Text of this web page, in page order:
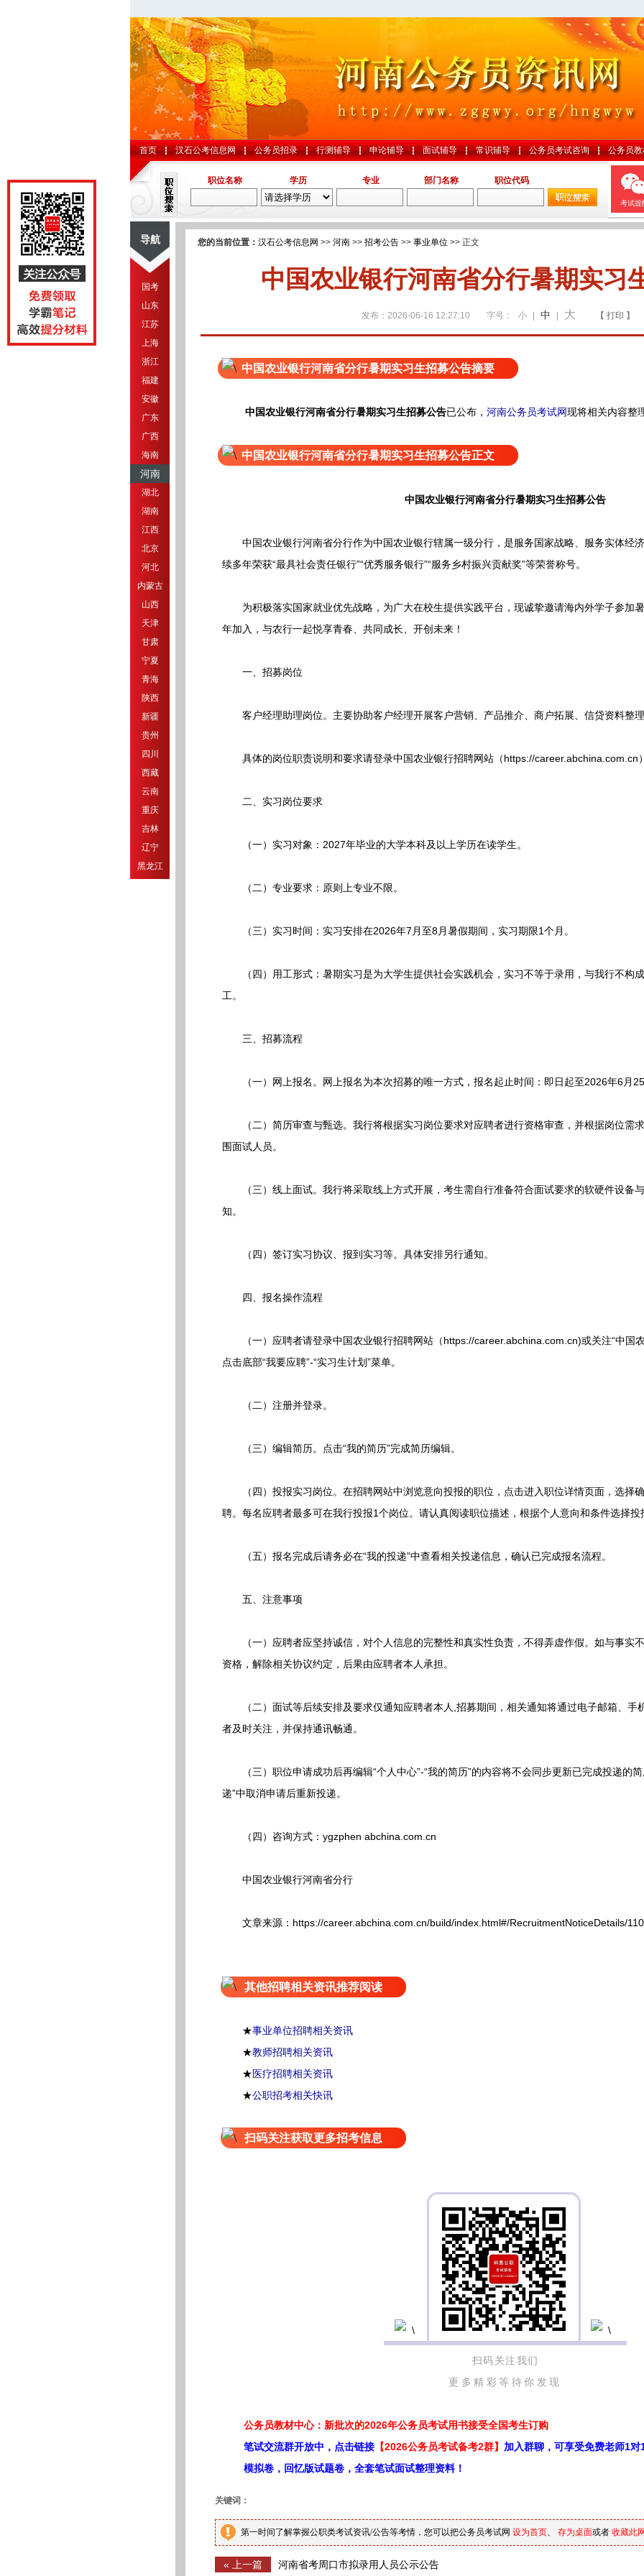
首页 汉石公考信息网 公务员招录 行测辅导 申论辅导 面试辅导 常识辅导 公务员考试咨询 公务员
职位名称 学历 专业 部门名称 职位代码
考试提
导航
国考
山东
江苏
上海
浙江
福建
安徽
广东
广西
海南
河南
湖北
湖南
江西
北京
河北
内蒙古
山西
天津
甘肃
宁夏
青海
陕西
新疆
贵州
四川
西藏
云南
重庆
吉林
辽宁
黑龙江
您的当前位置： 汉石公考信息网 >> 河南 >> 招考公告 >> 事业单位 >> 正文
中国农业银行河南省分行暑期实习
发布：2026-06-16 12:27:10 字号： 小 中 大 【 打印 】
中国农业银行河南省分行暑期实习生招募公告摘要
中国农业银行河南省分行暑期实习生招募公告已公布， 河南公务员考试网现将相关内容
中国农业银行河南省分行暑期实习生招募公告正文
中国农业银行河南省分行暑期实习生招募公告
中国农业银行河南省分行作为中国农业银行辖属一级分行，是服务国家战略、服务实体经济
续多年荣获“最具社会责任银行”“优秀服务银行”“服务乡村振兴贡献奖”等荣誉称号。
为积极落实国家就业优先战略，为广大在校生提供实践平台，现诚挚邀请海内外学子参加
年加入，与农行一起悦享青春、共同成长、开创未来！
一、招募岗位
客户经理助理岗位。主要协助客户经理开展客户营销、产品推介、商户拓展、信贷资料整理
具体的岗位职责说明和要求请登录中国农业银行招聘网站（https://career.abchina.com.cn
二、实习岗位要求
（一）实习对象：2027年毕业的大学本科及以上学历在读学生。
（二）专业要求：原则上专业不限。
（三）实习时间：实习安排在2026年7月至8月暑假期间，实习期限1个月。
（四）用工形式：暑期实习是为大学生提供社会实践机会，实习不等于录用，与我行不构
工。
三、招募流程
（一）网上报名。网上报名为本次招募的唯一方式，报名起止时间：即日起至2026年6月25
（二）简历审查与甄选。我行将根据实习岗位要求对应聘者进行资格审查，并根据岗位需
围面试人员。
（三）线上面试。我行将采取线上方式开展，考生需自行准备符合面试要求的软硬件设备
知。
（四）签订实习协议、报到实习等。具体安排另行通知。
四、报名操作流程
（一）应聘者请登录中国农业银行招聘网站（https://career.abchina.com.cn)或关注“中国农
点击底部“我要应聘”-“实习生计划”菜单。
（二）注册并登录。
（三）编辑简历。点击“我的简历”完成简历编辑。
（四）投报实习岗位。在招聘网站中浏览意向投报的职位，点击进入职位详情页面，选择
聘。每名应聘者最多可在我行投报1个岗位。请认真阅读职位描述，根据个人意向和条件选择投
（五）报名完成后请务必在“我的投递”中查看相关投递信息，确认已完成报名流程。
五、注意事项
（一）应聘者应坚持诚信，对个人信息的完整性和真实性负责，不得弄虚作假。如与事实
资格，解除相关协议约定，后果由应聘者本人承担。
（二）面试等后续安排及要求仅通知应聘者本人,招募期间，相关通知将通过电子邮箱、手
者及时关注，并保持通讯畅通。
（三）职位申请成功后再编辑“个人中心”-“我的简历”的内容将不会同步更新已完成投递的
递”中取消申请后重新投递。
（四）咨询方式：ygzphen abchina.com.cn
中国农业银行河南省分行
文章来源：https://career.abchina.com.cn/build/index.html#/RecruitmentNoticeDetails/
其他招聘相关资讯推荐阅读
★事业单位招聘相关资讯
★教师招聘相关资讯
★医疗招聘相关资讯
★公职招考相关快讯
扫码关注获取更多招考信息
扫码关注我们
更多精彩等待你发现
公务员教材中心：新批次的2026年公务员考试用书接受全国考生订购
笔试交流群开放中，点击链接 【2026公务员考试备考2群】 加入群聊，可享受免费老师1
模拟卷，回忆版试题卷，全套笔试面试整理资料！
关键词：
第一时间了解掌握公职类考试资讯/公告等考情，您可以把公务员考试网 设为首页、 存为桌面或者 收藏此
« 上一篇 河南省考周口市拟录用人员公示公告